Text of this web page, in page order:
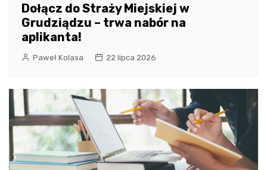
Dołącz do Straży Miejskiej w
Grudziądzu – trwa nabór na
aplikanta!
Paweł Kolasa 22 lipca 2026